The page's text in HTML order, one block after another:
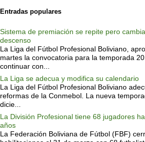
Entradas populares
Sistema de premiación se repite pero
descenso
La Liga del Fútbol Profesional Boliviano,
martes la convocatoria para la temporada
continuar con...
La Liga se adecua y modifica su calendario
La Liga del Fútbol Profesional Boliviano
reformas de la Conmebol. La nueva
dicie...
La División Profesional tiene 68 jugadores
años
La Federación Boliviana de Fútbol (FBF)